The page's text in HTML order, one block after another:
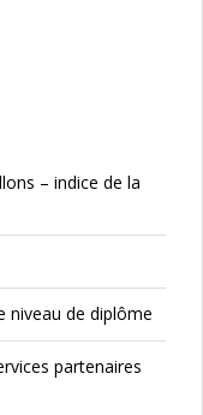
– indice de la
niveau de diplôme
partenaires